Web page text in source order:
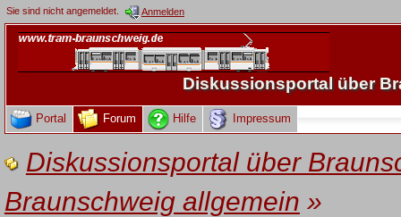
Sie sind nicht angemeldet. Anmelden
Diskussionsportal über
Portal Forum Hilfe Impressum
Diskussionsportal über
Braunschweig allgemein »